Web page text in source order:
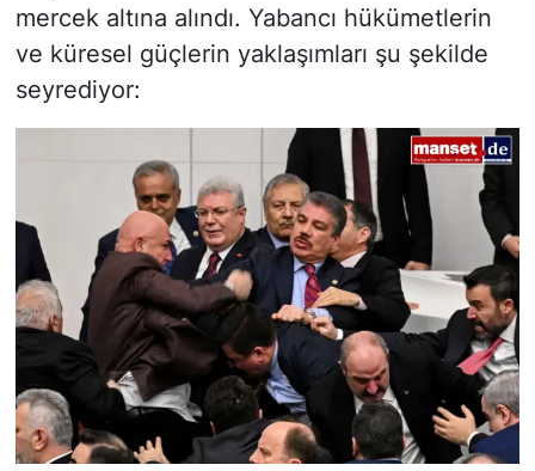
mercek altına alındı. Yabancı hükümetlerin
ve küresel güçlerin yaklaşımları şu şekilde
seyrediyor: